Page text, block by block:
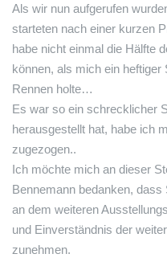
Als wir nun aufgerufen
starteten nach einer kurzen
habe nicht einmal die Hälfte
können, als mich ein heftiger
Rennen holte…
Es war so ein schrecklicher
herausgestellt hat, habe ich
zugezogen..
Ich möchte mich an dieser
Bennemann bedanken,
an dem weiteren
und Einverständnis der
zunehmen.